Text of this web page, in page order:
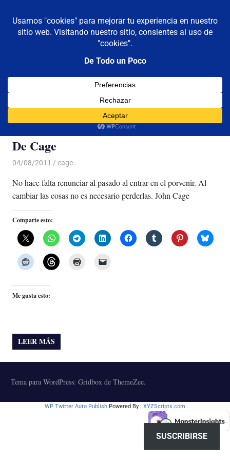
contenido
De todo un poco
Reflexiones,
Viajes
MENÚ
Categoría:cage
De Cage
04/08/2011 Luis Castellanos
cage
No hace falta renunciar al pasado al entrar en el porvenir. Al
cambiar las cosas no es necesario perderlas. John Cage
Comparte esto:
Me gusta esto:
LEER MÁS
Tema para WordPress: Gridbox de ThemeZee.
WP Twitter Auto Publish Powered By : XYZScripts.com
SUSCRIBIRSE